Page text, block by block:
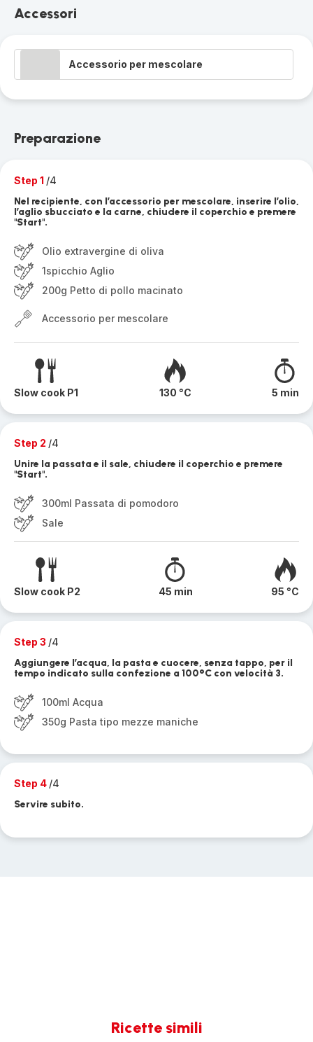
Accessori
Accessorio per mescolare
Preparazione
Step 1 /4
Nel recipiente, con l’accessorio per mescolare, inserire l’olio,
l’aglio sbucciato e la carne, chiudere il coperchio e premere
"Start".
Olio extravergine di oliva
1spicchio Aglio
200g Petto di pollo macinato
Accessorio per mescolare
Slow cook P1 130 °C 5 min
Step 2 /4
Unire la passata e il sale, chiudere il coperchio e premere
"Start".
300ml Passata di pomodoro
Sale
Slow cook P2 45 min 95 °C
Step 3 /4
Aggiungere l’acqua, la pasta e cuocere, senza tappo, per il
tempo indicato sulla confezione a 100°C con velocità 3.
100ml Acqua
350g Pasta tipo mezze maniche
Step 4 /4
Servire subito.
Ricette simili